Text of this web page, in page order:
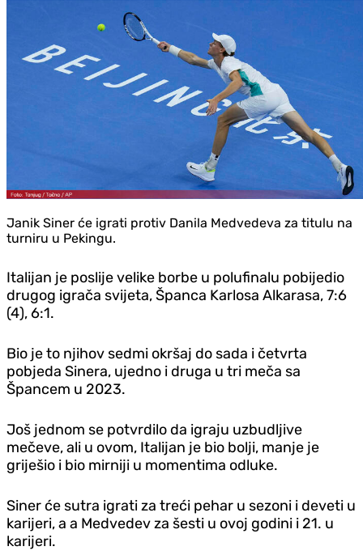
Janik Siner će igrati protiv Danila Medvedeva za titulu na
turniru u Pekingu.
Italijan je poslije velike borbe u polufinalu pobijedio
drugog igrača svijeta, Španca Karlosa Alkarasa, 7:6
(4), 6:1.
Bio je to njihov sedmi okršaj do sada i četvrta
pobjeda Sinera, ujedno i druga u tri meča sa
Špancem u 2023.
Još jednom se potvrdilo da igraju uzbudljive
mečeve, ali u ovom, Italijan je bio bolji, manje je
griješio i bio mirniji u momentima odluke.
Siner će sutra igrati za treći pehar u sezoni i deveti u
karijeri, a a Medvedev za šesti u ovoj godini i 21. u
karijeri.